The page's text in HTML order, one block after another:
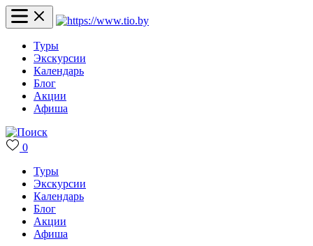
Туры
Экскурсии
Календарь
Блог
Акции
Афиша
0
Туры
Экскурсии
Календарь
Блог
Акции
Афиша